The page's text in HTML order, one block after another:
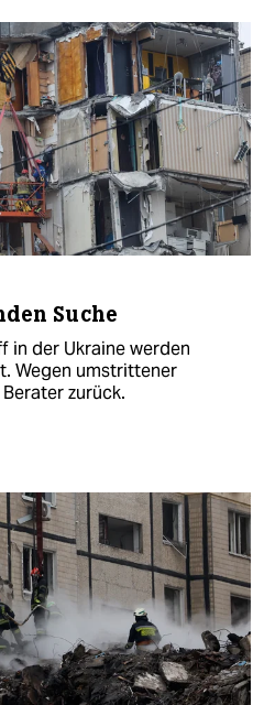
Suche
in der Ukraine werden
Wegen umstrittener
zurück.